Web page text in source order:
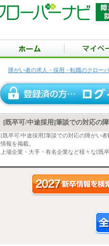
障がい者の求人・採用・転職のクロー
[既卒可/中途採用]筆談での対応の
[既卒可/中途採用]筆談での対応の障がい
情報を掲載。
上場企業・大手・有名企業など様々な[既